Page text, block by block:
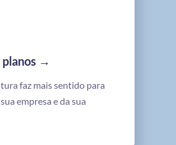
planos →
faz mais sentido para
empresa e da sua